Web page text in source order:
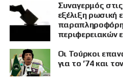
Συναγερμός
εξέλιξη ρωσική
περιφερειακών
Οι Τούρκοι
για το ’74 και